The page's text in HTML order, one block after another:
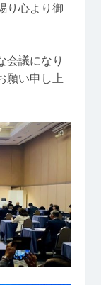
り心より御
会議になり
願い申し上